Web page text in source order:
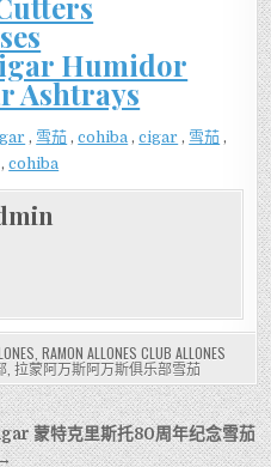
Humidor
Ashtrays
, 雪茄 ,cohiba ,cigar , 雪茄 ,
,cohiba
RAMON ALLONES CLUB ALLONES
拉蒙阿万斯阿万斯俱乐部雪茄
蒙特克里斯托80周年纪念雪茄